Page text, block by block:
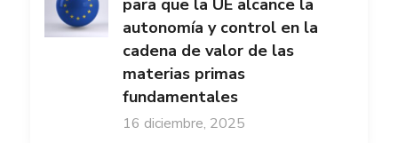
autonomía y control en la
cadena de valor de las
materias primas
fundamentales
16 diciembre, 2025